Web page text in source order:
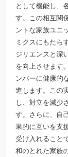
として機能し、
す。この相互関
ントな家族ユニ
ミクスにもたら
ジリエンスと深
を向上させます
ンバーに健康的
進します。この
し、対立を減少
す。さらに、自
果的に互いを支
受け入れること
和のとれた家族